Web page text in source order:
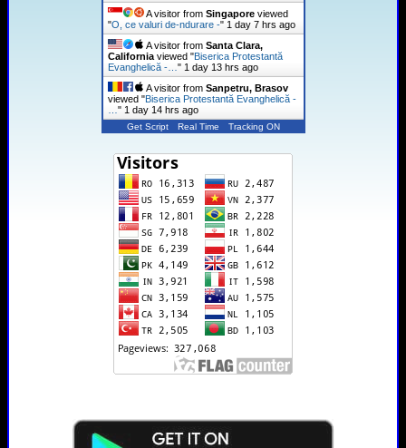
A visitor from Singaporeviewed
"O, ce valuri de-ndurare -" 1 day 7 hrs ago
A visitor from Santa Clara,
Californiaviewed "Biserica Protestantă
Evanghelică -… " 1 day 13 hrs ago
A visitor from Sanpetru, Brasov
viewed "Biserica Protestantă Evanghelică -
" 1 day 14 hrs ago
Get Script Real Time Tracking ON